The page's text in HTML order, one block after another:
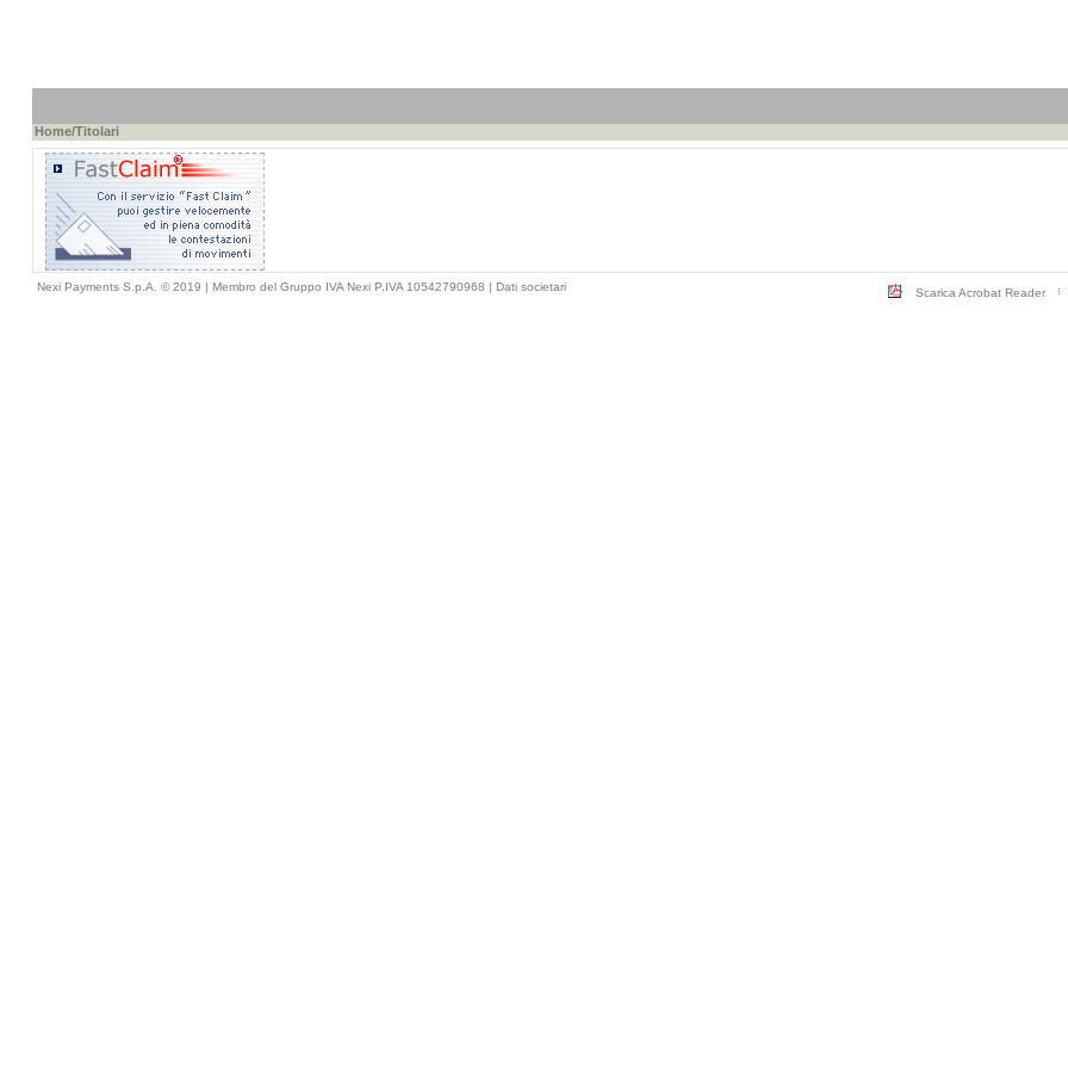
Home/Titolari
Nexi Payments S.p.A. © 2019 | Membro del Gruppo IVA Nexi P.IVA 10542790968 | Dati societari Scarica Acrobat Reader